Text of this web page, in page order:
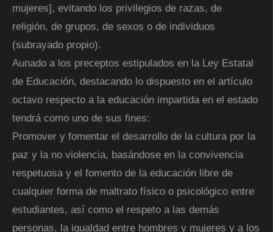
mujeres], evitando los privilegios de razas, de
religión, de grupos, de sexos o de individuos
(subrayado propio).
Aunado a los preceptos estipulados en la Ley Estatal
de Educación, destacando lo dispuesto en el artículo
octavo respecto a la educación impartida en el estado
tendrá como uno de sus fines:
Promover y fomentar el desarrollo de la cultura por la
paz y la no violencia, basándose en la convivencia
respetuosa y el fomento de la educación libre de
cualquier forma de maltrato físico o psicológico entre
estudiantes, así como el respeto a las demás
personas, la igualdad entre hombres y mujeres y a los